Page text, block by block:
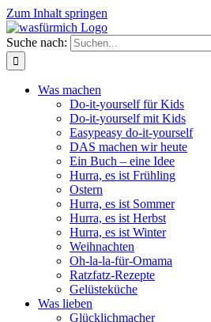
Zum Inhalt springen
Suche nach:
Was machen
Do-it-yourself für Kids
Do-it-yourself mit Kids
Easypeasy do-it-yourself
DAS machen wir heute
Ein Buch – eine Idee
Hurra, es ist Frühling
Ostern
Hurra, es ist Sommer
Hurra, es ist Herbst
Hurra, es ist Winter
Weihnachten
Oh-la-la-für-Omama
Ratzfatz-Rezepte
Gelüsteküche
Was lieben
Glücklichmacher